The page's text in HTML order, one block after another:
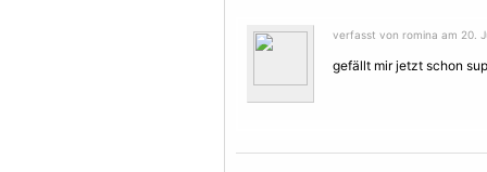
verfasst von romina am 20.
gefällt mir jetzt schon